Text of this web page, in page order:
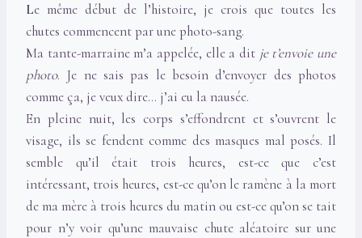
Le même début de l’histoire, je crois que toutes les
chutes commencent par une photo-sang.
Ma tante-marraine m’a appelée, elle a dit je t’envoie une
photo. Je ne sais pas le besoin d’envoyer des photos
comme ça, je veux dire… j’ai eu la nausée.
En pleine nuit, les corps s’effondrent et s’ouvrent le
visage, ils se fendent comme des masques mal posés. Il
semble qu’il était trois heures, est-ce que c’est
intéressant, trois heures, est-ce qu’on le ramène à la mort
de ma mère à trois heures du matin ou est-ce qu’on se tait
pour n’y voir qu’une mauvaise chute aléatoire sur une